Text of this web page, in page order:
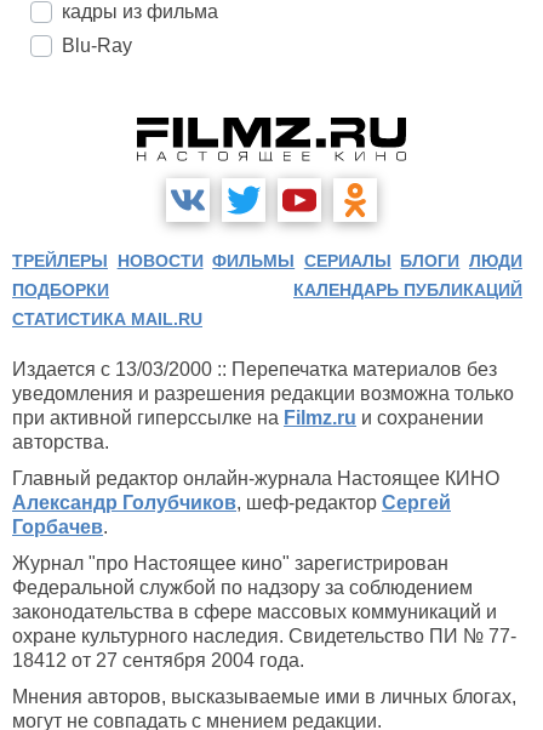
кадры из фильма
Blu-Ray
ТРЕЙЛЕРЫ НОВОСТИ ФИЛЬМЫ СЕРИАЛЫ БЛОГИ ЛЮДИ
ПОДБОРКИ
КАЛЕНДАРЬ ПУБЛИКАЦИЙ
СТАТИСТИКА MAIL.RU
Издается с 13/03/2000 :: Перепечатка материалов без
уведомления и разрешения редакции возможна только
при активной гиперссылке на Filmz.ru и сохранении
авторства.
Главный редактор онлайн-журнала Настоящее КИНО
Александр Голубчиков, шеф-редактор Сергей
Горбачев.
Журнал "про Настоящее кино" зарегистрирован
Федеральной службой по надзору за соблюдением
законодательства в сфере массовых коммуникаций и
охране культурного наследия. Свидетельство ПИ № 77-
18412 от 27 сентября 2004 года.
Мнения авторов, высказываемые ими в личных блогах,
могут не совпадать с мнением редакции.